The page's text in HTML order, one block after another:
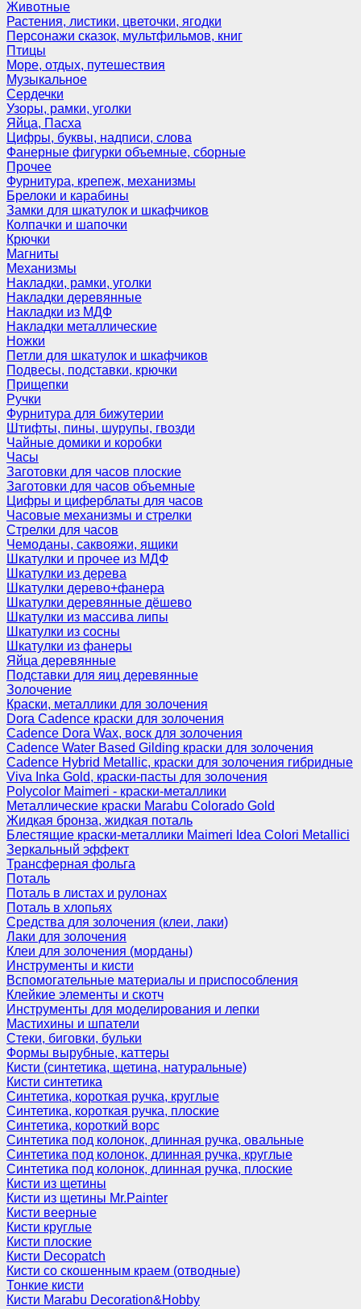
Животные
Растения, листики, цветочки, ягодки
Персонажи сказок, мультфильмов, книг
Птицы
Море, отдых, путешествия
Музыкальное
Сердечки
Узоры, рамки, уголки
Яйца, Пасха
Цифры, буквы, надписи, слова
Фанерные фигурки объемные, сборные
Прочее
Фурнитура, крепеж, механизмы
Брелоки и карабины
Замки для шкатулок и шкафчиков
Колпачки и шапочки
Крючки
Магниты
Механизмы
Накладки, рамки, уголки
Накладки деревянные
Накладки из МДФ
Накладки металлические
Ножки
Петли для шкатулок и шкафчиков
Подвесы, подставки, крючки
Прищепки
Ручки
Фурнитура для бижутерии
Штифты, пины, шурупы, гвозди
Чайные домики и коробки
Часы
Заготовки для часов плоские
Заготовки для часов объемные
Цифры и циферблаты для часов
Часовые механизмы и стрелки
Стрелки для часов
Чемоданы, саквояжи, ящики
Шкатулки и прочее из МДФ
Шкатулки из дерева
Шкатулки дерево+фанера
Шкатулки деревянные дёшево
Шкатулки из массива липы
Шкатулки из сосны
Шкатулки из фанеры
Яйца деревянные
Подставки для яиц деревянные
Золочение
Краски, металлики для золочения
Dora Cadence краски для золочения
Cadence Dora Wax, воск для золочения
Cadence Water Based Gilding краски для золочения
Cadence Hybrid Metallic, краски для золочения гибридные
Viva Inka Gold, краски-пасты для золочения
Polycolor Maimeri - краски-металлики
Металлические краски Marabu Colorado Gold
Жидкая бронза, жидкая поталь
Блестящие краски-металлики Maimeri Idea Colori Metallici
Зеркальный эффект
Трансферная фольга
Поталь
Поталь в листах и рулонах
Поталь в хлопьях
Средства для золочения (клеи, лаки)
Лаки для золочения
Клеи для золочения (морданы)
Инструменты и кисти
Вспомогательные материалы и приспособления
Клейкие элементы и скотч
Инструменты для моделирования и лепки
Мастихины и шпатели
Стеки, биговки, бульки
Формы вырубные, каттеры
Кисти (синтетика, щетина, натуральные)
Кисти синтетика
Синтетика, короткая ручка, круглые
Синтетика, короткая ручка, плоские
Синтетика, короткий ворс
Синтетика под колонок, длинная ручка, овальные
Синтетика под колонок, длинная ручка, круглые
Синтетика под колонок, длинная ручка, плоские
Кисти из щетины
Кисти из щетины Mr.Painter
Кисти веерные
Кисти круглые
Кисти плоские
Кисти Decopatch
Кисти со скошенным краем (отводные)
Тонкие кисти
Кисти Marabu Decoration&Hobby